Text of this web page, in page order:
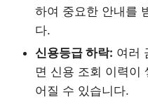
하여 중요한 안내를
다.
신용등급 하락: 여러
면 신용 조회 이력이
어질 수 있습니다.